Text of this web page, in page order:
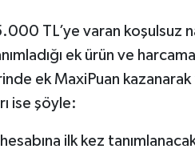
TL’ye varan
ek ürün ve
ek MaxiPuan
ise şöyle:
ilk kez